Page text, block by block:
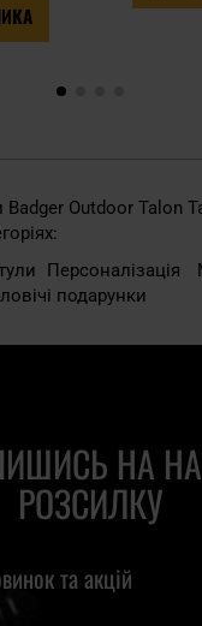
Badger Outdoor Talon
Персоналізація
подарунки
НА
РОЗСИЛКУ
та акцій